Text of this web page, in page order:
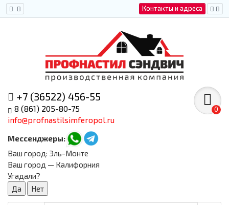
Контакты и адреса
+7 (36522) 456-55
8 (861) 205-80-75
info@profnastilsimferopol.ru
Мессенджеры:
0
Ваш город: Эль-Монте
Ваш город — Калифорния
Угадали?